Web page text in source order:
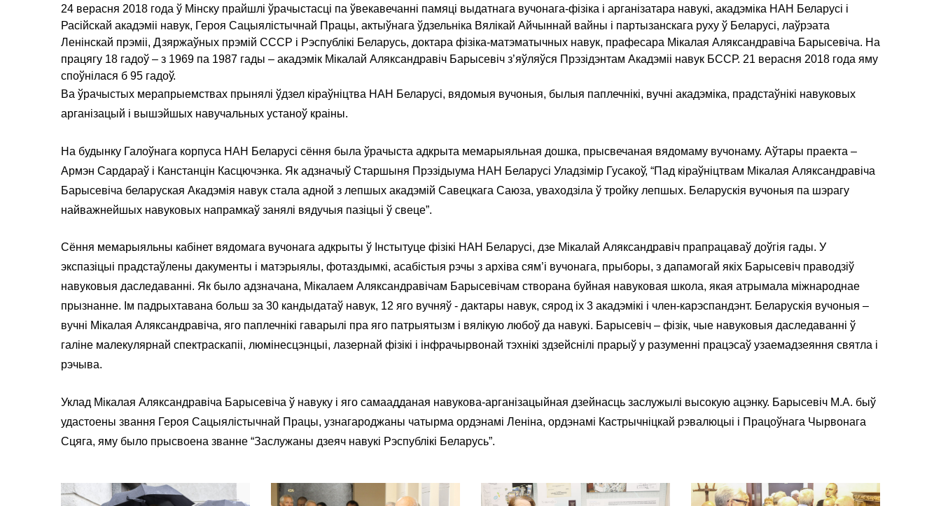
24 верасня 2018 года ў Мінску прайшлі ўрачыстасці па ўвекавечанні памяці выдатнага вучонага-фізіка і арганізатара навукі, акадэміка НАН Беларусі і
Расійскай акадэміі навук, Героя Сацыялістычнай Працы, актыўнага ўдзельніка Вялікай Айчыннай вайны і партызанскага руху ў Беларусі, лаўрэата
Ленінскай прэміі, Дзяржаўных прэмій СССР і Рэспублікі Беларусь, доктара фізіка-матэматычных навук, прафесара Мікалая Аляксандравіча Барысевіча. На
працягу 18 гадоў – з 1969 па 1987 гады – акадэмік Мікалай Аляксандравіч Барысевіч з’яўляўся Прэзідэнтам Акадэміі навук БССР. 21 верасня 2018 года яму
споўнілася б 95 гадоў.
Ва ўрачыстых мерапрыемствах прынялі ўдзел кіраўніцтва НАН Беларусі, вядомыя вучоныя, былыя паплечнікі, вучні акадэміка, прадстаўнікі навуковых
арганізацый і вышэйшых навучальных устаноў краіны.
На будынку Галоўнага корпуса НАН Беларусі сёння была ўрачыста адкрыта мемарыяльная дошка, прысвечаная вядомаму вучонаму. Аўтары праекта –
Армэн Сардараў і Канстанцін Касцючэнка. Як адзначыў Старшыня Прэзідыума НАН Беларусі Уладзімір Гусакоў, “Пад кіраўніцтвам Мікалая Аляксандравіча
Барысевіча беларуская Акадэмія навук стала адной з лепшых акадэмій Савецкага Саюза, уваходзіла ў тройку лепшых. Беларускія вучоныя па шэрагу
найважнейшых навуковых напрамкаў занялі вядучыя пазіцыі ў свеце”.
Сёння мемарыяльны кабінет вядомага вучонага адкрыты ў Інстытуце фізікі НАН Беларусі, дзе Мікалай Аляксандравіч прапрацаваў доўгія гады. У
экспазіцыі прадстаўлены дакументы і матэрыялы, фотаздымкі, асабістыя рэчы з архіва сям’і вучонага, прыборы, з дапамогай якіх Барысевіч праводзіў
навуковыя даследаванні. Як было адзначана, Мікалаем Аляксандравічам Барысевічам створана буйная навуковая школа, якая атрымала міжнароднае
прызнанне. Ім падрыхтавана больш за 30 кандыдатаў навук, 12 яго вучняў - дактары навук, сярод іх 3 акадэмікі і член-карэспандэнт. Беларускія вучоныя –
вучні Мікалая Аляксандравіча, яго паплечнікі гаварылі пра яго патрыятызм і вялікую любоў да навукі. Барысевіч – фізік, чые навуковыя даследаванні ў
галіне малекулярнай спектраскапіі, люмінесцэнцыі, лазернай фізікі і інфрачырвонай тэхнікі здзейснілі прарыў у разуменні працэсаў узаемадзеяння святла і
рэчыва.
Уклад Мікалая Аляксандравіча Барысевіча ў навуку і яго самаадданая навукова-арганізацыйная дзейнасць заслужылі высокую ацэнку. Барысевіч М.А. быў
удастоены звання Героя Сацыялістычнай Працы, узнагароджаны чатырма ордэнамі Леніна, ордэнамі Кастрычніцкай рэвалюцыі і Працоўнага Чырвонага
Сцяга, яму было прысвоена званне “Заслужаны дзеяч навукі Рэспублікі Беларусь”.